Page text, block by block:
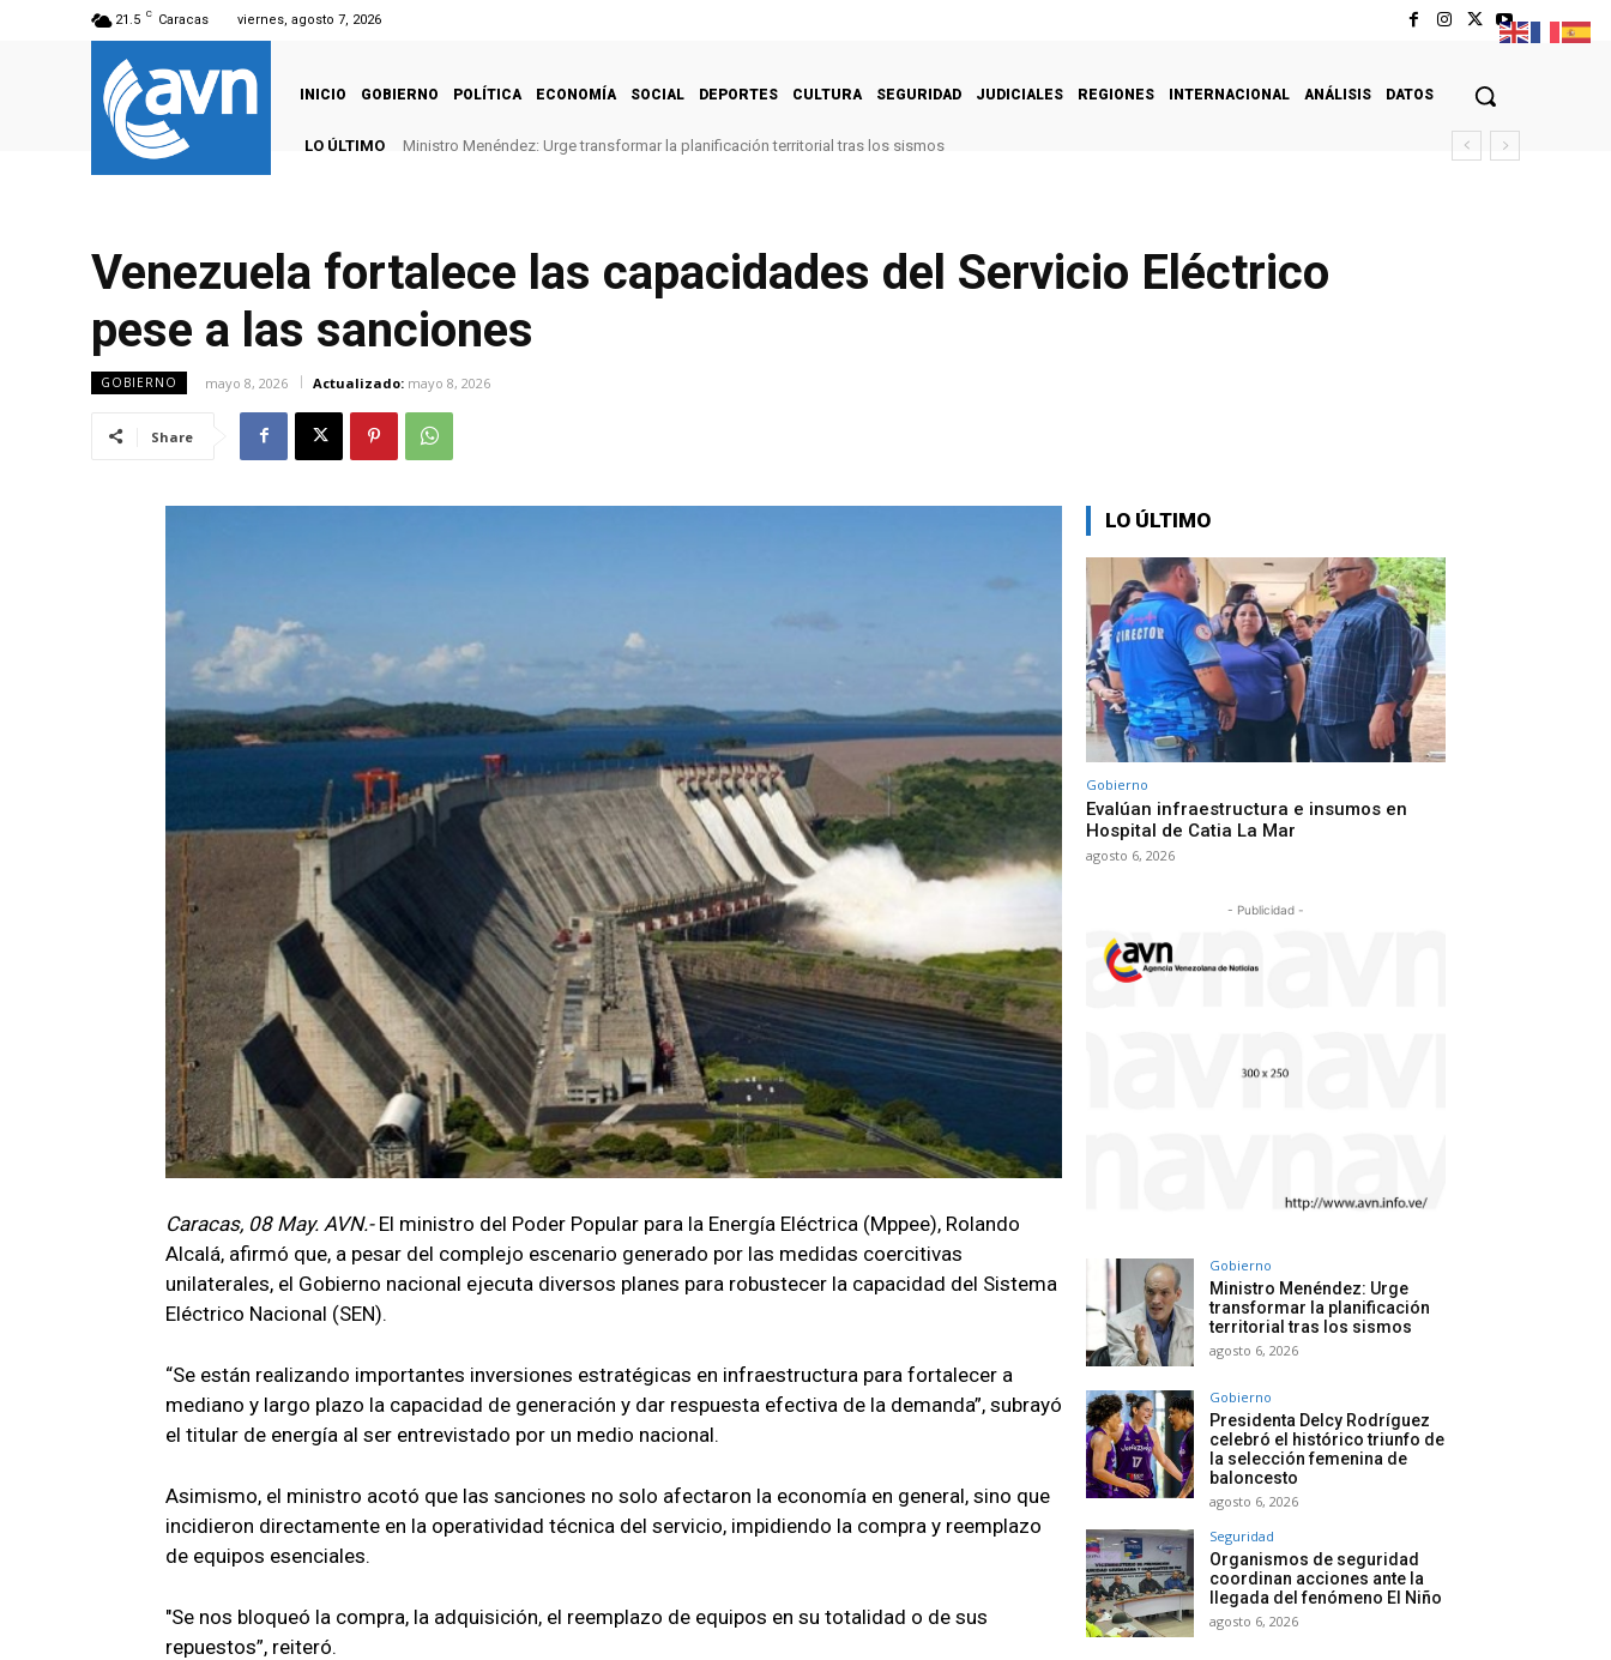
21.5 C Caracas viernes, agosto 7, 2026
INICIO GOBIERNO POLÍTICA ECONOMÍA SOCIAL DEPORTES CULTURA SEGURIDAD JUDICIALES REGIONES INTERNACIONAL ANÁLISIS DATOS
LO ÚLTIMO Ministro Menéndez: Urge transformar la planificación territorial tras los sismos
Venezuela fortalece las capacidades del Servicio Eléctrico
pese a las sanciones
GOBIERNO mayo 8, 2026 Actualizado: mayo 8, 2026
Share
Caracas, 08 May. AVN.- El ministro del Poder Popular para la Energía Eléctrica (Mppee), Rolando
Alcalá, afirmó que, a pesar del complejo escenario generado por las medidas coercitivas
unilaterales, el Gobierno nacional ejecuta diversos planes para robustecer la capacidad del Sistema
Eléctrico Nacional (SEN).
“Se están realizando importantes inversiones estratégicas en infraestructura para fortalecer a
mediano y largo plazo la capacidad de generación y dar respuesta efectiva de la demanda”, subrayó
el titular de energía al ser entrevistado por un medio nacional.
Asimismo, el ministro acotó que las sanciones no solo afectaron la economía en general, sino que
incidieron directamente en la operatividad técnica del servicio, impidiendo la compra y reemplazo
de equipos esenciales.
"Se nos bloqueó la compra, la adquisición, el reemplazo de equipos en su totalidad o de sus
repuestos”, reiteró.
LO ÚLTIMO
Gobierno
Evalúan infraestructura e insumos en
Hospital de Catia La Mar
agosto 6, 2026
- Publicidad -
Gobierno
Ministro Menéndez: Urge
transformar la planificación
territorial tras los sismos
agosto 6, 2026
Gobierno
Presidenta Delcy Rodríguez
celebró el histórico triunfo de
la selección femenina de
baloncesto
agosto 6, 2026
Seguridad
Organismos de seguridad
coordinan acciones ante la
llegada del fenómeno El Niño
agosto 6, 2026